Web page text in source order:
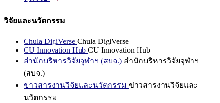
วิจัยและนวัตกรรม
Chula DigiVerse Chula DigiVerse
CU Innovation Hub CU Innovation Hub
สำนักบริหารวิจัยจุฬาฯ (สบจ.) สำนักบริหารวิจัยจุฬาฯ
(สบจ.)
ข่าวสารงานวิจัยและนวัตกรรม ข่าวสารงานวิจัยและ
นวัตกรรม